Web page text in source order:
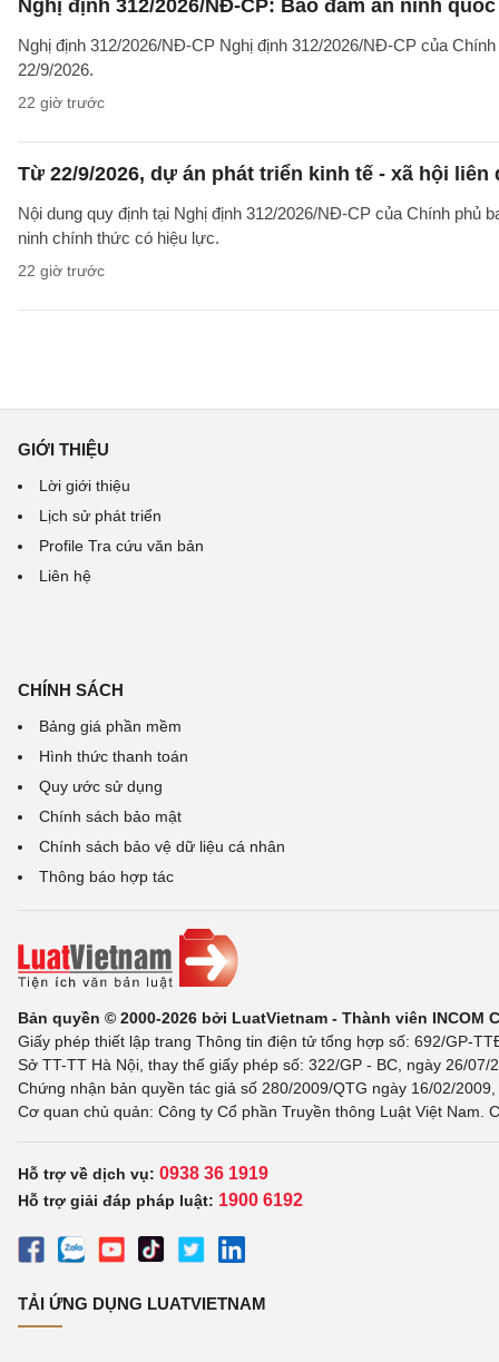
Nghị định 312/2026/NĐ-CP: Bảo đảm an ninh
Nghị định 312/2026/NĐ-CP Nghị định 312/2026/NĐ-CP của
22/9/2026.
22 giờ trước
Từ 22/9/2026, dự án phát triển kinh tế - xã hội
Nội dung quy định tại Nghị định 312/2026/NĐ-CP của Chính phủ
ninh chính thức có hiệu lực.
22 giờ trước
GIỚI THIỆU
Lời giới thiệu
Lịch sử phát triển
Profile Tra cứu văn bản
Liên hệ
CHÍNH SÁCH
Bảng giá phần mềm
Hình thức thanh toán
Quy ước sử dụng
Chính sách bảo mật
Chính sách bảo vệ dữ liệu cá nhân
Thông báo hợp tác
Bản quyền © 2000-2026 bởi LuatVietnam - Thành viên INCOM
Giấy phép thiết lập trang Thông tin điện tử tổng hợp số: 692/GP-
Sở TT-TT Hà Nội, thay thế giấy phép số: 322/GP - BC, ngày 26/
Chứng nhận bản quyền tác giả số 280/2009/QTG ngày 16/02/
Cơ quan chủ quản: Công ty Cổ phần Truyền thông Luật Việt Nam.
Hỗ trợ về dịch vụ: 0938 36 1919
Hỗ trợ giải đáp pháp luật: 1900 6192
TẢI ỨNG DỤNG LUATVIETNAM